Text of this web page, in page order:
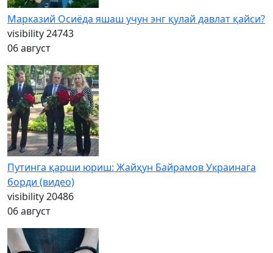
Марказий Осиёда яшаш учун энг қулай давлат қайси?
visibility24743
06 август
Путинга қарши юриш: Жайҳун Байрамов Украинага
борди (видео)
visibility20486
06 август